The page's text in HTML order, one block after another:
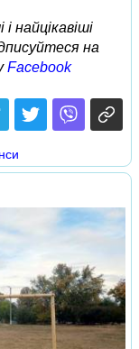
найцікавіші
на
Facebook